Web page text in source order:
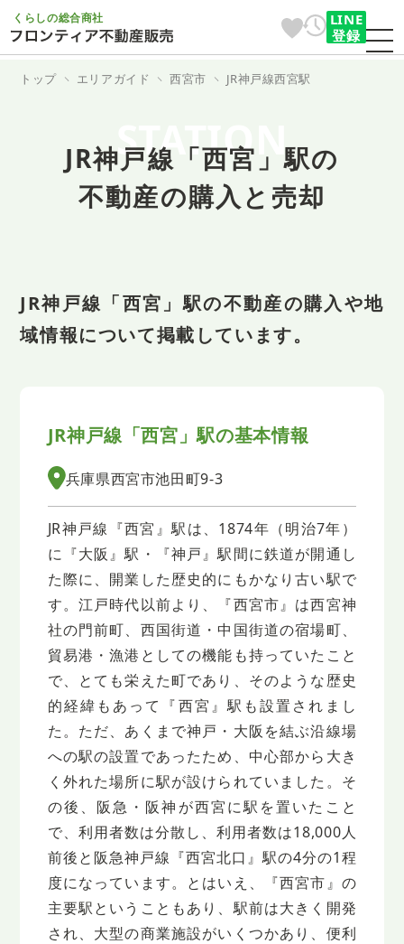
くらしの総合商社
LINE
登録
トップ エリアガイド 西宮市 JR神戸線西宮駅
STATION
JR神戸線「西宮」駅の
不動産の購入と売却
JR神戸線「西宮」駅の不動産の購入や地
域情報について掲載しています。
JR神戸線「西宮」駅の基本情報
兵庫県西宮市池田町9-3
JR神戸線『西宮』駅は、1874年（明治7年）
に『大阪』駅・『神戸』駅間に鉄道が開通し
た際に、開業した歴史的にもかなり古い駅で
す。江戸時代以前より、『西宮市』は西宮神
社の門前町、西国街道・中国街道の宿場町、
貿易港・漁港としての機能も持っていたこと
で、とても栄えた町であり、そのような歴史
的経緯もあって『西宮』駅も設置されまし
た。ただ、あくまで神戸・大阪を結ぶ沿線場
への駅の設置であったため、中心部から大き
く外れた場所に駅が設けられていました。そ
の後、阪急・阪神が西宮に駅を置いたこと
で、利用者数は分散し、利用者数は18,000人
前後と阪急神戸線『西宮北口』駅の4分の1程
度になっています。とはいえ、『西宮市』の
主要駅ということもあり、駅前は大きく開発
され、大型の商業施設がいくつかあり、便利